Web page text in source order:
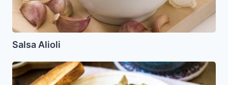
Salsa Alioli
Salata
De